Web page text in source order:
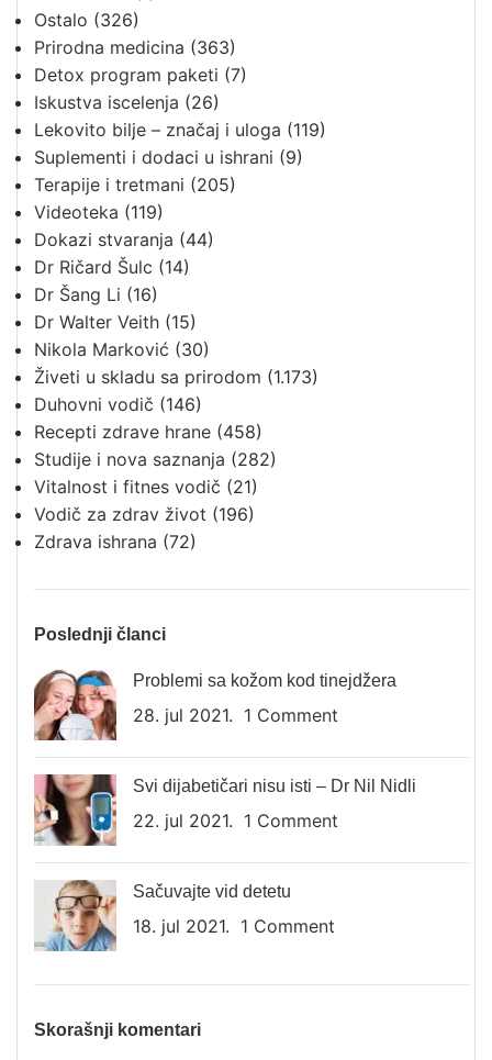
Ostalo (326)
Prirodna medicina (363)
Detox program paketi (7)
Iskustva iscelenja (26)
Lekovito bilje – značaj i uloga (119)
Suplementi i dodaci u ishrani (9)
Terapije i tretmani (205)
Videoteka (119)
Dokazi stvaranja (44)
Dr Ričard Šulc (14)
Dr Šang Li (16)
Dr Walter Veith (15)
Nikola Marković (30)
Živeti u skladu sa prirodom (1.173)
Duhovni vodič (146)
Recepti zdrave hrane (458)
Studije i nova saznanja (282)
Vitalnost i fitnes vodič (21)
Vodič za zdrav život (196)
Zdrava ishrana (72)
Poslednji članci
Problemi sa kožom kod tinejdžera
28. jul 2021. 1 Comment
Svi dijabetičari nisu isti – Dr Nil Nidli
22. jul 2021. 1 Comment
Sačuvajte vid detetu
18. jul 2021. 1 Comment
Skorašnji komentari